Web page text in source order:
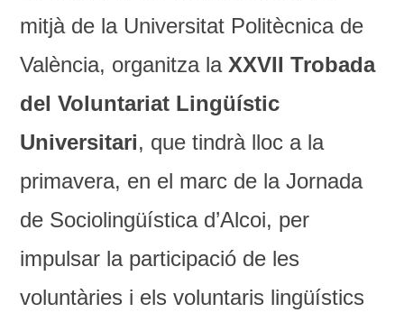
mitjà de la Universitat Politècnica de
València, organitza la XXVII Trobada
del Voluntariat Lingüístic
Universitari, que tindrà lloc a la
primavera, en el marc de la Jornada
de Sociolingüística d’Alcoi, per
impulsar la participació de les
voluntàries i els voluntaris lingüístics